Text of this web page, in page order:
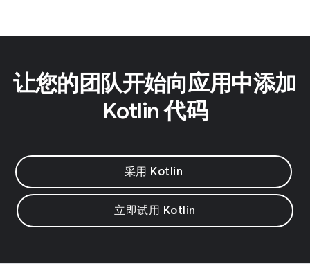
让您的团队开始向应用中添加
Kotlin 代码
采用 Kotlin
立即试用 Kotlin